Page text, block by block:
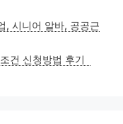
, 시니어 알바, 공공근
건 신청방법 후기